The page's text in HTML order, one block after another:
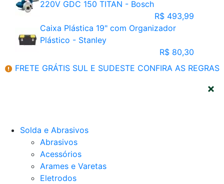
220V GDC 150 TITAN - Bosch
R$ 493,99
Caixa Plástica 19" com Organizador
Plástico - Stanley
R$ 80,30
FRETE GRÁTIS SUL E SUDESTE CONFIRA AS REGRAS
Solda e Abrasivos
Abrasivos
Acessórios
Arames e Varetas
Eletrodos